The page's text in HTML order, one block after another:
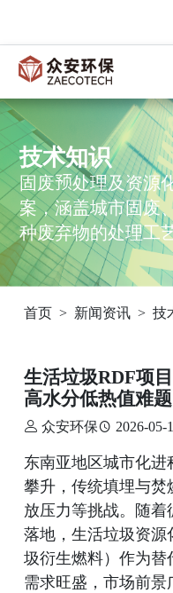
技术知识
固废预处理及资源
案，涵盖城市固废
种废弃物的处理工
首页> 新闻资讯> 技
生活垃圾RDF项
高水分低热值难题
众安环保 2026-05-
东南亚地区城市化
攀升，传统填埋与
放压力等挑战。随
落地，生活垃圾资源
圾衍生燃料）作为
需求旺盛，市场前景